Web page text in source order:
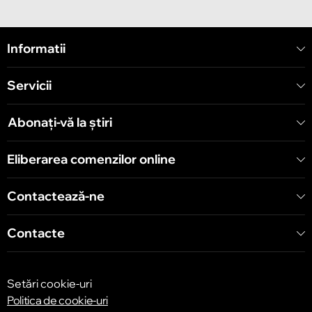
Strada Mitropolit Varlaam 58
Chișinău
Informatii
Servicii
Abonați-vă la știri
Eliberarea comenzilor online
Contactează-ne
Contacte
Setări cookie-uri
Politica de cookie-uri